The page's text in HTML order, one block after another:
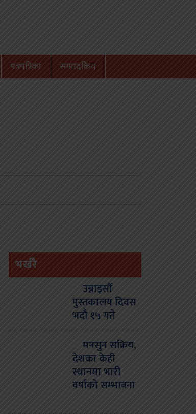
पत्रपत्रिका सम्पादकिय
भर्खरै
उन्नाइसौँ
पुस्तकालय दिवस
भदौ १५ गते
मनसुन सक्रिय,
देशका केही
स्थानमा भारी
वर्षाको सम्भावना